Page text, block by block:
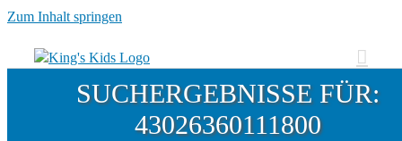
Zum Inhalt springen
SUCHERGEBNISSE FÜR:
43026360111800